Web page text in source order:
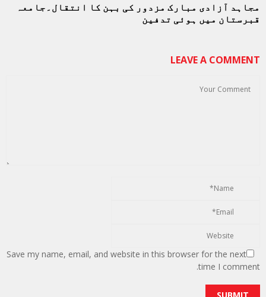
مجاہد آزادی مبارک مزدور کی بہن کا انتقال۔جامعہ
قبرستان میں ہوئی تدفین
LEAVE A COMMENT
Save my name, email, and website in this browser for the next
time I comment.